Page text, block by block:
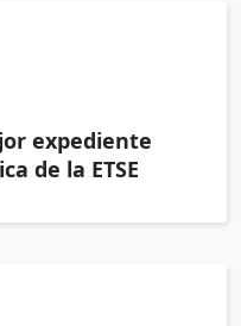
expediente
de la ETSE